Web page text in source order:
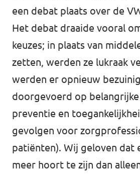
Volt Drenthe
Volt Fryslân
Volt Provincie Utrecht
...alle Volt provincies
Agenda
Doneer
Word lid
Word actief
een debat plaats over de
Het debat draaide vooral
keuzes; in plaats van
zetten, werden ze lukraak
werden er opnieuw
doorgevoerd op
preventie en
gevolgen voor
patiënten). Wij geloven dat
meer hoort te zijn dan